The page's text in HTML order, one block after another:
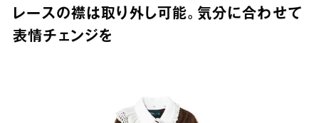
レースの襟は取り外し可能。気分に合わせて
表情チェンジを